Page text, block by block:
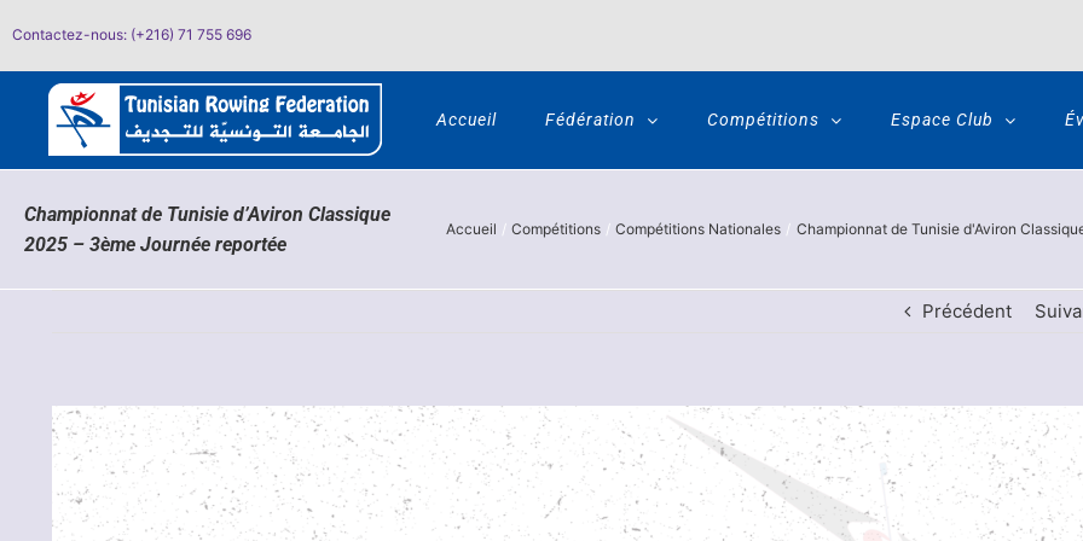
auContactez-nous: (+216) 71 755 696
Accueil Fédération Compétitions Espace Club
Championnat de Tunisie d’Aviron Classique
2025 – 3ème Journée reportée
Accueil Compétitions Compétitions Nationales Championnat de Tunisie d'Aviron
Précédent
Voir
l'image
agrandie